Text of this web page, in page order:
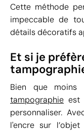
Cette méthode
impeccable de
détails décoratifs
Et si je
Bien que moins
tampographie est
personnaliser.
l'encre sur